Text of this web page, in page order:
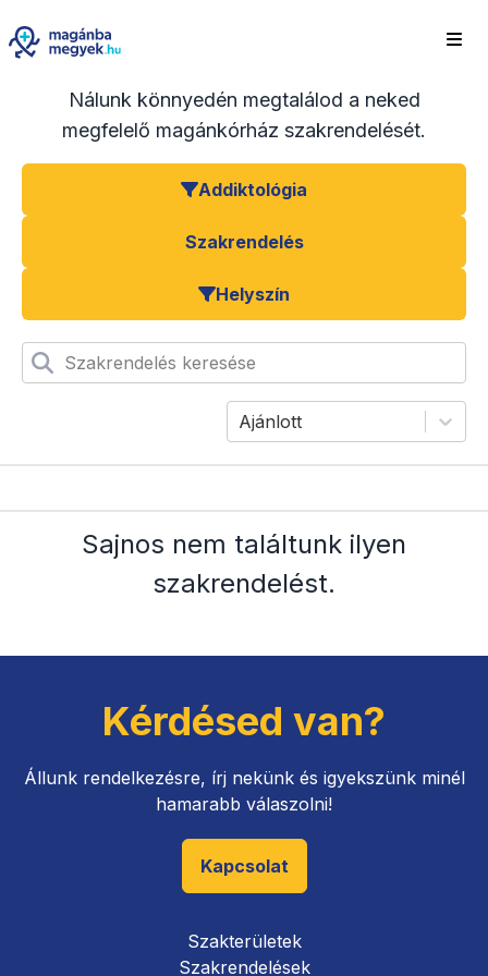
Nálunk könnyedén megtalálod a neked
megfelelő magánkórház szakrendelését.
Addiktológia
Szakrendelés
Helyszín
Szakrendelés keresése
Ajánlott
Sajnos nem találtunk ilyen
szakrendelést.
Kérdésed van?
Állunk rendelkezésre, írj nekünk és igyekszünk minél
hamarabb válaszolni!
Kapcsolat
Szakterületek
Szakrendelések